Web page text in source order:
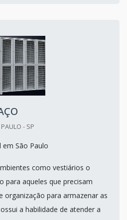
- SP
São Paulo
como vestiários o
para aqueles que precisam
organização para armazenar as
a habilidade de atender a